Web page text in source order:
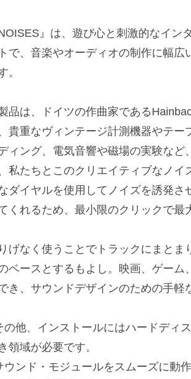
NOISES』は、遊び心と刺激的なイ
で、音楽やオーディオの制作に幅
。
品は、ドイツの作曲家である
貴重なヴィンテージ計測機器やテ
ィング、電気音響や磁場の実験な
私たちとこのクリエイティブなノ
ダイヤルを使用してノイズを誘発
くれるため、最小限のクリックで最
げなく使うことでトラックにまと
ベースとするもよし。映画、ゲー
き、サウンドデザインのための手軽
の他、インストールにはハードディ
領域が必要です。
ウンド・モジュールをスムーズに動